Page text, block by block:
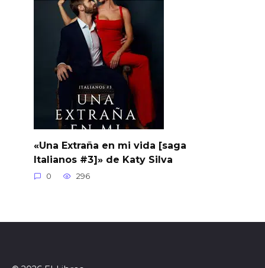
«Una Extraña en mi vida [saga
Italianos #3]» de Katy Silva
0 296